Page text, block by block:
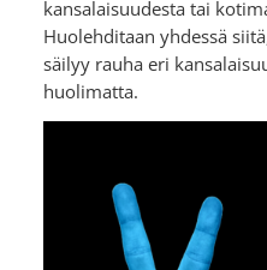
kansalaisuudesta tai
Huolehditaan yhdessä
säilyy rauha eri
huolimatta.